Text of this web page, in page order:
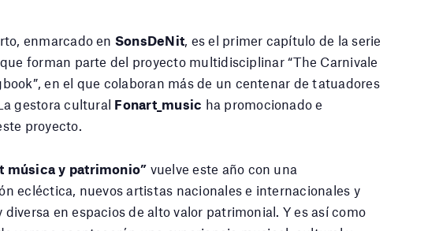
enmarcado en SonsDeNit , es el primer capítulo de la serie
forman parte del proyecto multidisciplinar “The Carnivale
en el que colaboran más de un centenar de tatuadores
gestora cultural Fonart_music ha promocionado e
proyecto.
música y patrimonio” vuelve este año con una
ecléctica, nuevos artistas nacionales e internacionales y
diversa en espacios de alto valor patrimonial. Y es así como